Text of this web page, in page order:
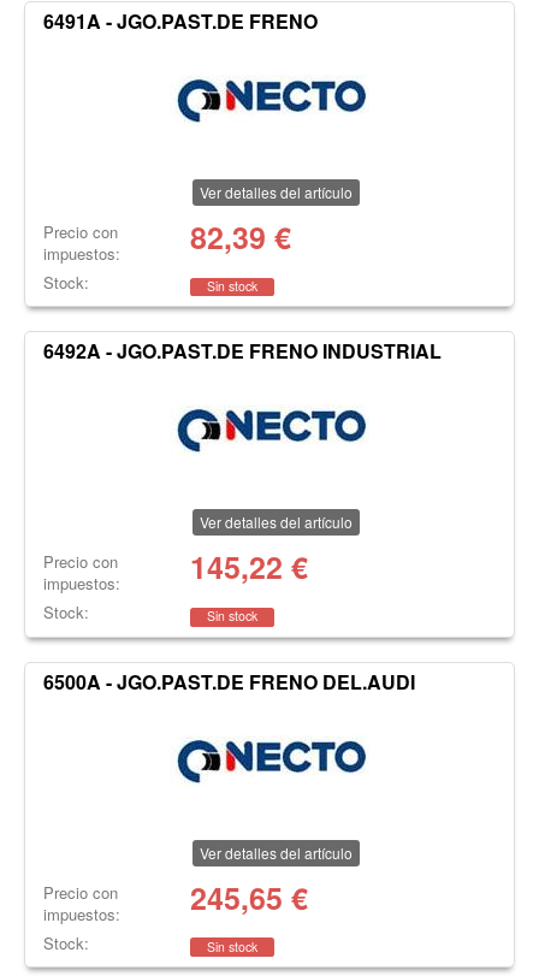
6491A - JGO.PAST.DE FRENO
Ver detalles del artículo
Precio con
impuestos:
82,39 €
Stock: Sin stock
6492A - JGO.PAST.DE FRENO INDUSTRIAL
Ver detalles del artículo
Precio con
impuestos:
145,22 €
Stock: Sin stock
6500A - JGO.PAST.DE FRENO DEL.AUDI
Ver detalles del artículo
Precio con
impuestos:
245,65 €
Stock: Sin stock